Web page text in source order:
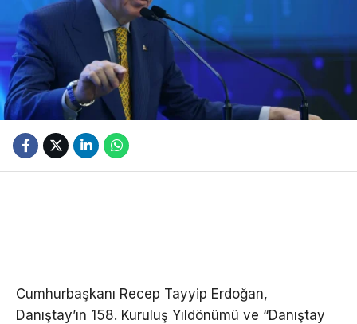
Cumhurbaşkanı Recep Tayyip Erdoğan,
Danıştay’ın 158. Kuruluş Yıldönümü ve “Danıştay